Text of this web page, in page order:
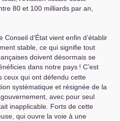
80 et 100 milliards par an,
d’État vient enfin d’établir
stable, ce qui signifie tout
doivent désormais se
dans notre pays ! C’est
ceux qui ont défendu cette
systématique et résignée de la
avec pour seul
inapplicable. Forts de cette
qui ouvre la voie à une